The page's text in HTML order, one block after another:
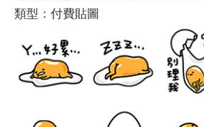
類型：付費貼圖